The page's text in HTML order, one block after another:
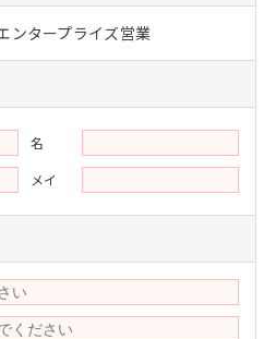
タープライズ営業
名
メイ